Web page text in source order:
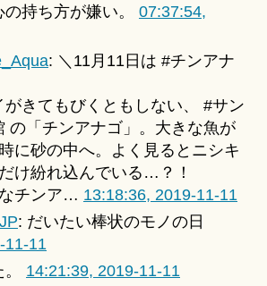
持ち方が嫌い。 07:37:54,
: ＼11月11日は #チンアナ
がきてもびくともしない、 #サン
の「チンアナゴ」。大きな魚が
に砂の中へ。よく見るとニシキ
け紛れ込んでいる…？！
チンア… 13:18:36, 2019-11-11
: だいたい棒状のモノの日
11-11
14:21:39, 2019-11-11